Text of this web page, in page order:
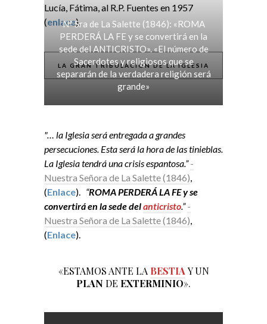
Lucía, Fátima, al R.P. Fuentes en 1957
(enlace).
LA GRAN TRIBULACIÓN DE LA IGLESIA
Nª Sra de La Salette (1846): «ROMA
PERDERÁ LA FE y se convertirá en la
sede del ANTICRISTO». «El número de
Sacerdotes y religiosos que se
separarán de la verdadera religión será
grande»
"… la Iglesia será entregada a grandes
persecuciones. Esta será la hora de las tinieblas.
La Iglesia tendrá una crisis espantosa.” -
Nuestra Señora de La Salette (1846),
(Enlace). “ROMA PERDERÁ LA FE y se
convertirá en la sede delanticristo.” -
Nuestra Señora de La Salette (1846),
(Enlace).
«ESTAMOS ANTE LA BESTIA Y UN
PLAN DE EXTERMINIO».